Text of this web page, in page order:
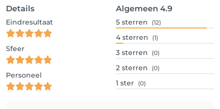
Details
Eindresultaat
Sfeer
Personeel
Algemeen 4.9
5 sterren (12)
4 sterren (1)
3 sterren (0)
2 sterren (0)
1 ster (0)